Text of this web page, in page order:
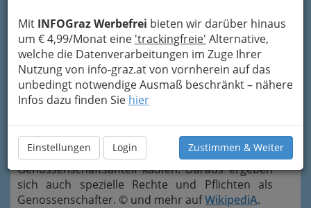
Mit INFOGraz Werbefrei bieten wir darüber hinaus
um € 4,99/Monat eine 'trackingfreie' Alternative,
welche die Datenverarbeitungen im Zuge Ihrer
Nutzung von info-graz.at von vornherein auf das
unbedingt notwendige Ausmaß beschränkt – nähere
Infos dazu finden Sie hier
Einstellungen Login Zustimmen & Weiter
Bauvereinigungen
anderer
Rechtsformen
bestehen in der
Mitbestimmung und in
der Vergabe. In der Regel muss man in solchen
Fällen, bevor man Nutzungsberechtigter einer
Genossenschaftswohnung (entspricht dem
Begriff des Mieters) werden kann, Mitglied der
Genossenschaft werden und einen
Genossenschaftsanteil kaufen. Daraus ergeben
sich auch spezielle Rechte und Pflichten als
Genossenschafter. © und mehr aufWikipediA.